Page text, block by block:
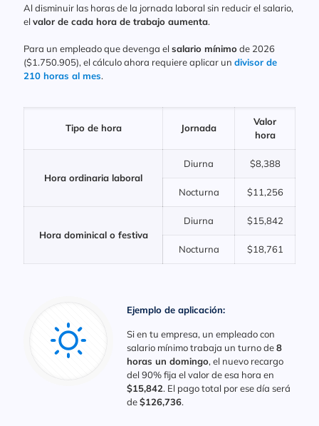
Al disminuir las horas de la jornada laboral sin reducir el salario,
el valor de cada hora de trabajo aumenta.
Para un empleado que devenga el salario mínimode 2026
($1.750.905), el cálculo ahora requiere aplicar un divisor de
210 horas al mes.
Tipo de hora Jornada
Valor
hora
Hora ordinaria laboral
Diurna $8,388
Nocturna $11,256
Hora dominical o festiva
Diurna $15,842
Nocturna $18,761
Ejemplo de aplicación:
Si en tu empresa, un empleado con
salario mínimo trabaja un turno de8
horas un domingo, el nuevo recargo
del 90% fija el valor de esa hora en
$15,842. El pago total por ese día será
de$126,736.